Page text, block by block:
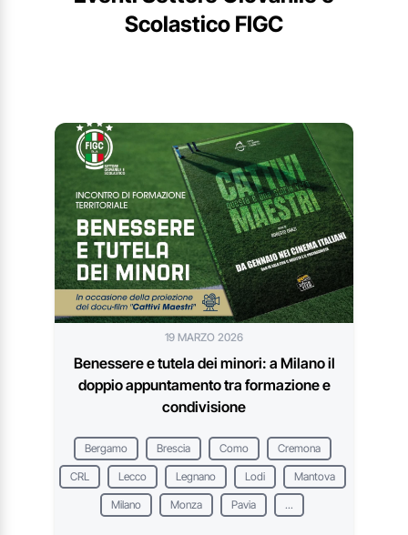
Scolastico FIGC
19 MARZO 2026
Benessere e tutela dei minori: a Milano il
doppio appuntamento tra formazione e
condivisione
Bergamo Brescia Como Cremona
CRL Lecco Legnano Lodi Mantova
Milano Monza Pavia ...